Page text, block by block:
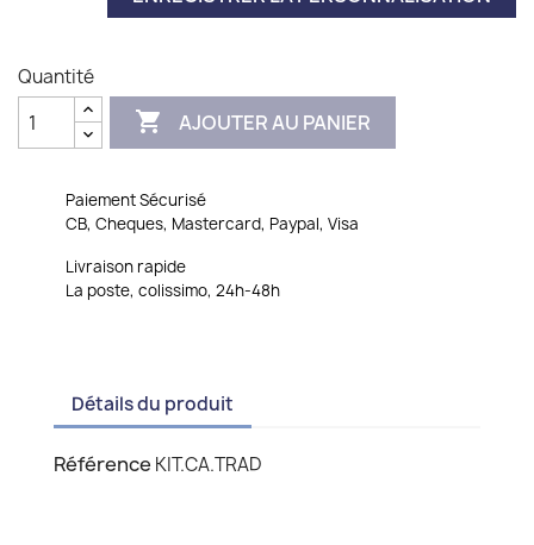
Quantité
 AJOUTER AU PANIER
Paiement Sécurisé
CB, Cheques, Mastercard, Paypal, Visa
Livraison rapide
La poste, colissimo, 24h-48h
Détails du produit
Référence KIT.CA.TRAD